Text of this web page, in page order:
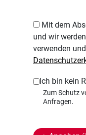
und wir
verwenden
Ich bin kein